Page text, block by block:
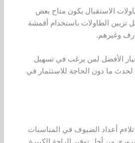
الاستقبال يكون متاح بعض
تزيين الطاولات باستخدام أقمشة
وغيرهم.
الأفضل لمن يرغب في تسهيل
لحدث ما دون الحاجة للاستثمار في
أعداد الضيوف في المناسبات